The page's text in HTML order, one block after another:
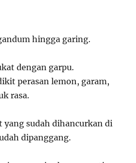
hingga garing.
dengan garpu.
perasan lemon, garam,
rasa.
yang sudah dihancurkan di
dipanggang.